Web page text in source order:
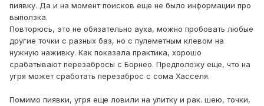
пиявку. Да и на момент поисков еще не было информации про
выползка.
Повторюсь, это не обязательно ауха, можно пробовать любые
другие точки с разных баз, но с пулеметным клевом на
нужную наживку. Как показала практика, хорошо
срабатывают перезабросы с Борнео. Предположу еще, что на
угря может сработать перезаброс с сома Хасселя.
Помимо пиявки, угря еще ловили на улитку и рак. шею, точки,